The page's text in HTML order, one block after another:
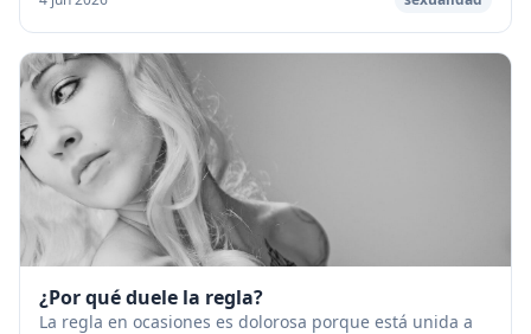
¿Por qué duele la regla?
La regla en ocasiones es dolorosa porque está unida a